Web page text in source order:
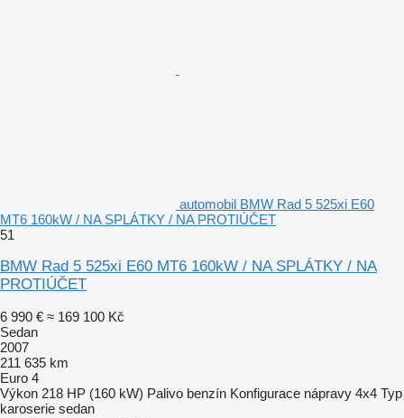
automobil BMW Rad 5 525xi E60
MT6 160kW / NA SPLÁTKY / NA PROTIÚČET
51
BMW Rad 5 525xi E60 MT6 160kW / NA SPLÁTKY / NA
PROTIÚČET
6 990 € ≈ 169 100 Kč
Sedan
2007
211 635 km
Euro 4
Výkon 218 HP (160 kW) Palivo benzín Konfigurace nápravy 4x4 Typ
karoserie sedan